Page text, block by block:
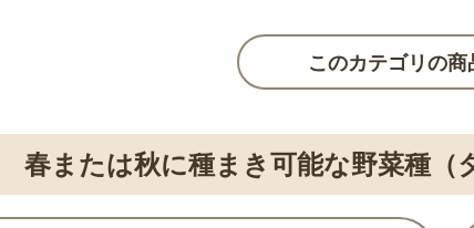
このカテゴリの商
春または秋に種まき可能な野菜種